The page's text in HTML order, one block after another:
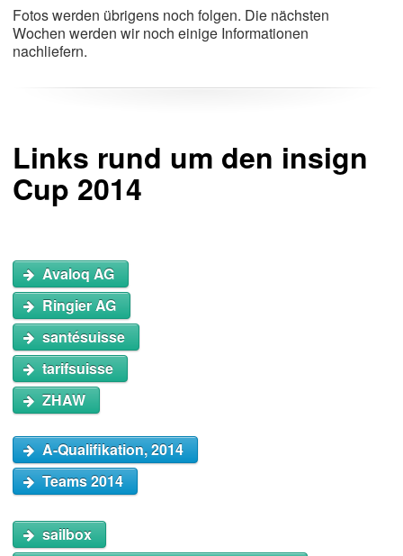
Fotos werden übrigens noch folgen. Die nächsten
Wochen werden wir noch einige Informationen
nachliefern.
Links rund um den insign
Cup 2014
Avaloq AG
Ringier AG
santésuisse
tarifsuisse
ZHAW
A-Qualifikation, 2014
Teams 2014
sailbox